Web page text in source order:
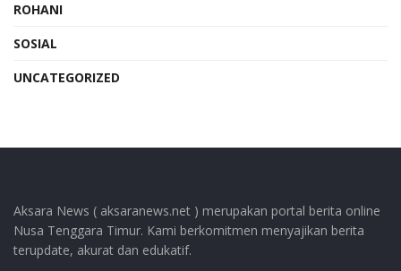
ROHANI
SOSIAL
UNCATEGORIZED
Aksara News ( aksaranews.net ) merupakan portal berita online
Nusa Tenggara Timur. Kami berkomitmen menyajikan berita
terupdate, akurat dan edukatif.